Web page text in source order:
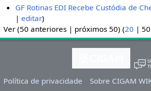
GF Rotinas EDI Recebe Custódia de
|editar)
Ver (50 anteriores| próximos 50) (20 | 50
Política de privacidade Sobre CIGAM